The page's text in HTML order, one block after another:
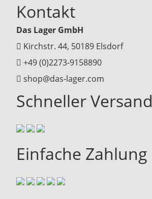
Kontakt
Das Lager GmbH
Kirchstr. 44, 50189 Elsdorf
+49 (0)2273-9158890
shop@das-lager.com
Schneller Versand
Einfache Zahlung